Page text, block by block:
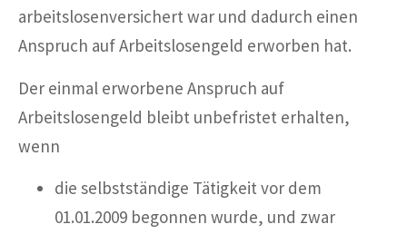
arbeitslosenversichert war und dadurch einen
Anspruch auf Arbeitslosengeld erworben hat.
Der einmal erworbene Anspruch auf
Arbeitslosengeld bleibt unbefristet erhalten,
wenn
die selbstständige Tätigkeit vor dem
01.01.2009 begonnen wurde, und zwar